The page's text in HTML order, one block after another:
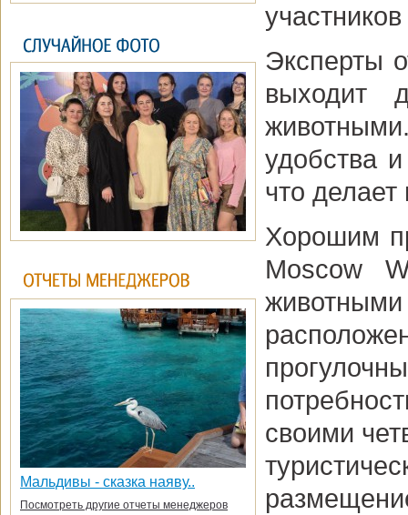
Мальдивы - сказка наяву..
Посмотреть другие отчеты менеджеров
Эксперты
выходит
удобства
что
Хорошим
Moscow
своими